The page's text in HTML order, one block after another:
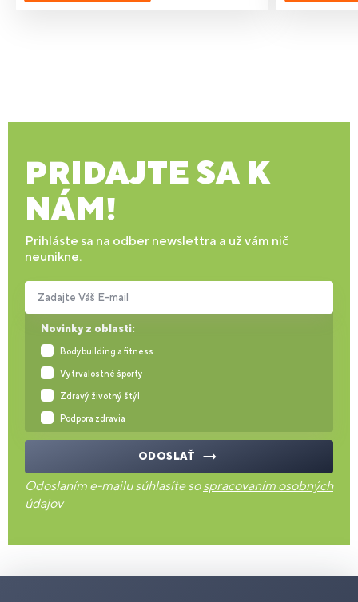
PRIDAJTE SA K
NÁM!
Prihláste sa na odber newslettra a už vám nič
neunikne.
Novinky z oblasti:
Bodybuilding a fitness
Vytrvalostné športy
Zdravý životný štýl
Podpora zdravia
Zadajte Váš E-mail
ODOSLAŤ
Odoslaním e-mailu súhlasíte sospracovaním osobných
údajov